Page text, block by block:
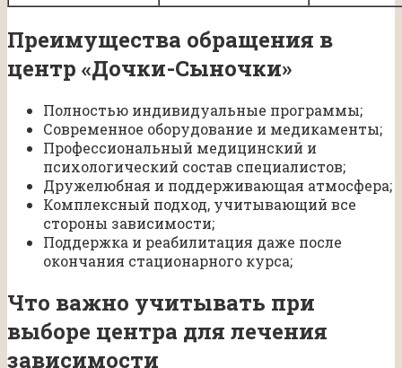
Преимущества обращения в
центр «Дочки-Сыночки»
Полностью индивидуальные программы;
Современное оборудование и медикаменты;
Профессиональный медицинский и
психологический состав специалистов;
Дружелюбная и поддерживающая атмосфера;
Комплексный подход, учитывающий все
стороны зависимости;
Поддержка и реабилитация даже после
окончания стационарного курса;
Что важно учитывать при
выборе центра для лечения
зависимости